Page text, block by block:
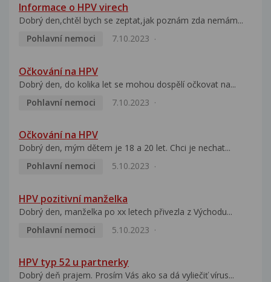
Informace o HPV virech
Dobrý den,chtěl bych se zeptat,jak poznám zda nemám...
Pohlavní nemoci
7.10.2023
Očkování na HPV
Dobrý den, do kolika let se mohou dospělí očkovat na...
Pohlavní nemoci
7.10.2023
Očkování na HPV
Dobrý den, mým dětem je 18 a 20 let. Chci je nechat...
Pohlavní nemoci
5.10.2023
HPV pozitivní manželka
Dobrý den, manželka po xx letech přivezla z Východu...
Pohlavní nemoci
5.10.2023
HPV typ 52 u partnerky
Dobrý deň prajem. Prosím Vás ako sa dá vyliečiť vírus...